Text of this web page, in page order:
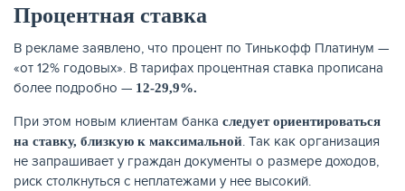
Процентная ставка
В рекламе заявлено, что процент по Тинькофф Платинум —
«от 12% годовых». В тарифах процентная ставка прописана
более подробно — 12-29,9%.
При этом новым клиентам банка следует ориентироваться
на ставку, близкую к максимальной. Так как организация
не запрашивает у граждан документы о размере доходов,
риск столкнуться с неплатежами у нее высокий.